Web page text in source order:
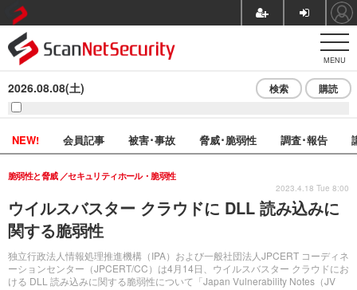
MENU
2026.08.08(土) 検索 購読
NEW! 会員記事 被害･事故 脅威･脆弱性 調査･報告
ウイルスバスター クラウドに DLL 読み込みに
関する脆弱性
独立行政法人情報処理推進機構（IPA）および一般社団法人JPCERT コーディネ
ーションセンター（JPCERT/CC）は4月14日、ウイルスバスター クラウドにお
ける DLL 読み込みに関する脆弱性について「Japan Vulnerability Notes（JV
脆弱性と脅威 セキュリティホール・脆弱性
2023.4.18 Tue 8:00